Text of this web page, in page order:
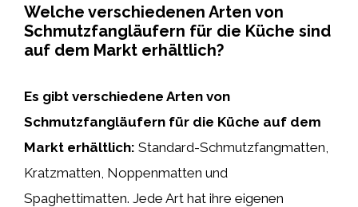
Welche verschiedenen Arten von
Schmutzfangläufern für die Küche sind
auf dem Markt erhältlich?
Es gibt verschiedene Arten von
Schmutzfangläufern für die Küche auf dem
Markt erhältlich: Standard-Schmutzfangmatten,
Kratzmatten, Noppenmatten und
Spaghettimatten. Jede Art hat ihre eigenen